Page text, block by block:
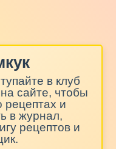
в клуб
сайте, чтобы
рецептах и
в журнал,
рецептов и